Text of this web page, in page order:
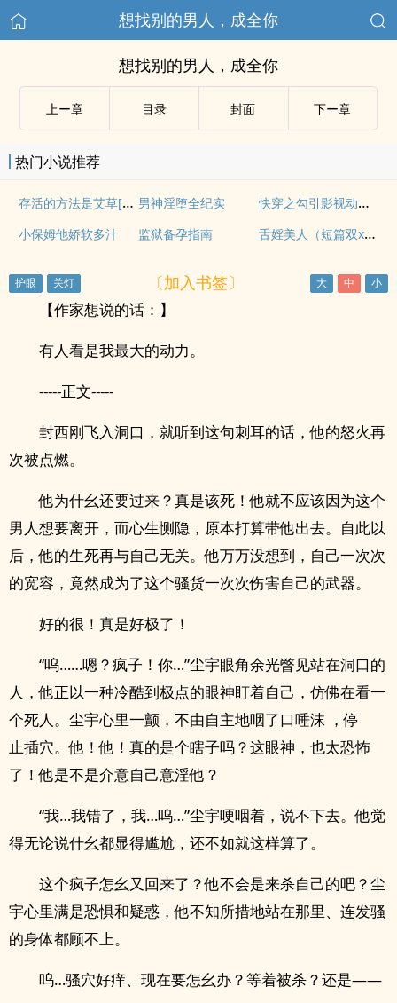
想找别的男人，成全你
想找别的男人，成全你
上ー章 目录 封面 下ー章
热门小说推荐
存活的方法是艾草[无限/双] 男神淫堕全纪实 快穿之勾引影视动漫男主【综影视】
小保姆他娇软多汁 监狱备孕指南 舌婬美人（短篇双x肉）
〔加入书签〕
【作家想说的话：】
有人看是我最大的动力。
-----正文-----
封西刚飞入洞口，就听到这句刺耳的话，他的怒火再
次被点燃。
他为什幺还要过来？真是该死！他就不应该因为这个
男人想要离开，而心生恻隐，原本打算带他出去。自此以
后，他的生死再与自己无关。他万万没想到，自己一次次
的宽容，竟然成为了这个骚货一次次伤害自己的武器。
好的很！真是好极了！
“呜……嗯？疯子！你…”尘宇眼角余光瞥见站在洞口的
人，他正以一种冷酷到极点的眼神盯着自己，仿佛在看一
个死人。尘宇心里一颤，不由自主地咽了口唾沫 ，停
止‎‍插‎穴‌。他！他！真的是个瞎子吗？这眼神，也太恐怖
了！他是不是介意自己意淫他？
“我…我错了，我…呜…”尘宇哽咽着，说不下去。他觉
得无论说什幺都显得尴尬，还不如就这样算了。
这个疯子怎幺又回来了？他不会是来杀自己的吧？尘
宇心里满是恐惧和疑惑，他不知所措地站在那里、连发骚
的身体都顾不上。
呜…‌‍‎骚‍‌穴‍‍‎好痒、现在要怎幺办？等着被杀？还是——